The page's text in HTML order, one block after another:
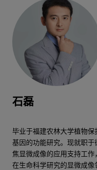
郑晓业
出版物：10
童昕
高天龙
出版物：7
石磊
毕业于福建农林大学植物
基因的功能研究。现就职
焦显微成像的应用支持工作
在生命科学研究的显微成像